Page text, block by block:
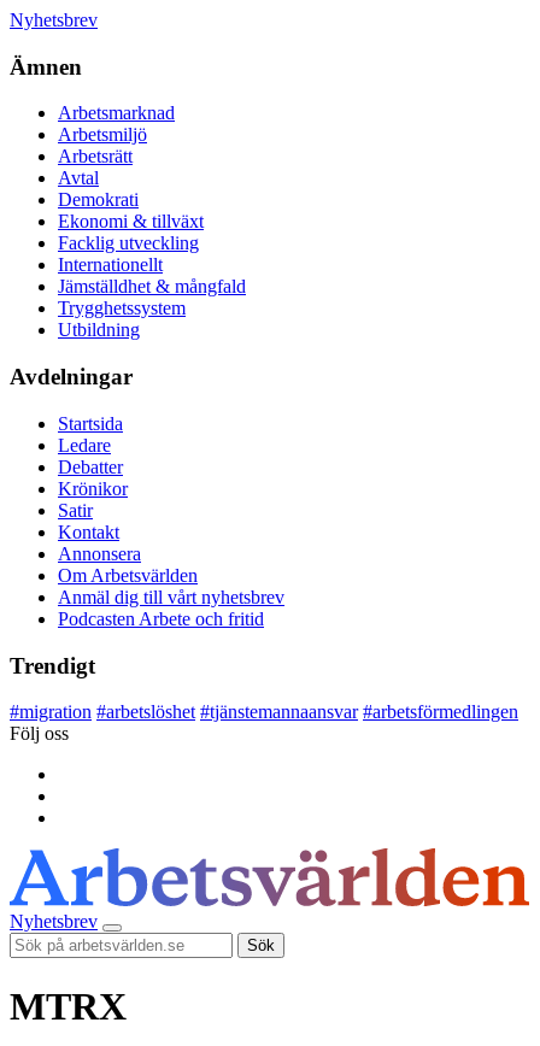
Nyhetsbrev
Ämnen
Arbetsmarknad
Arbetsmiljö
Arbetsrätt
Avtal
Demokrati
Ekonomi & tillväxt
Facklig utveckling
Internationellt
Jämställdhet & mångfald
Trygghetssystem
Utbildning
Avdelningar
Startsida
Ledare
Debatter
Krönikor
Satir
Kontakt
Annonsera
Om Arbetsvärlden
Anmäl dig till vårt nyhetsbrev
Podcasten Arbete och fritid
Trendigt
#migration #arbetslöshet #tjänstemannaansvar #arbetsförmedlingen
Följ oss
Nyhetsbrev
Sök
MTRX